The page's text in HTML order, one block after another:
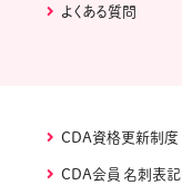
よくある質問
CDA資格更新制度
CDA会員 名刺表記